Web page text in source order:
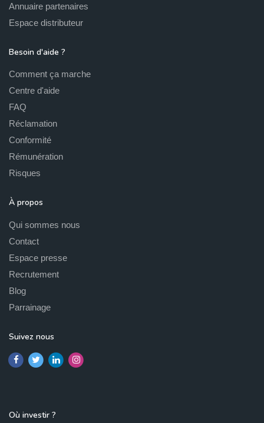
Annuaire partenaires
Espace distributeur
Besoin d'aide ?
Comment ça marche
Centre d'aide
FAQ
Réclamation
Conformité
Rémunération
Risques
À propos
Qui sommes nous
Contact
Espace presse
Recrutement
Blog
Parrainage
Suivez nous
Où investir ?